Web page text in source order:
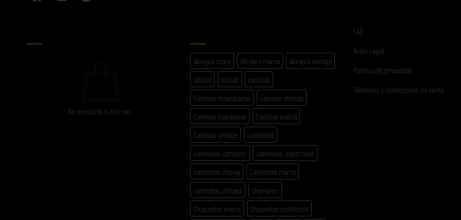
No products in the cart.
abrigos crazy Abrigos marca
abrigos vintage
adidas
blusas
camisas
Camisas estampadas
Camisas etnicas
Camisas hawaianas
Camisas marca
Camisas vintage
camisetas
camisetas cartoons
camisetas deportivas
camisetas disney
Camisetas marca
camisetas vintage
champion
Chaquetas marca
Chaquetas multicolor
FAQ
Aviso Legal
Politica de privacidad
Términos y condiciones de venta